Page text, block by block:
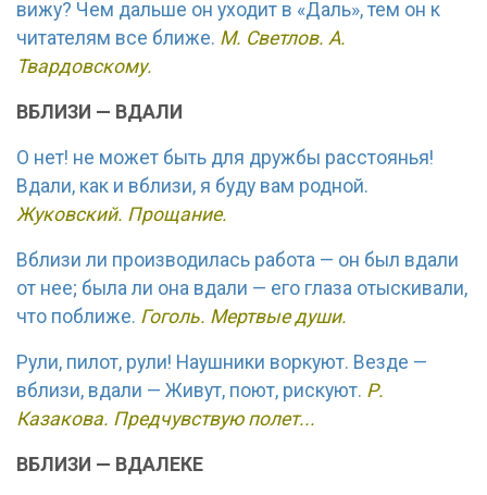
вижу? Чем дальше он уходит в «Даль», тем он к
читателям все ближе. М. Светлов. А.
Твардовскому.
ВБЛИЗИ — ВДАЛИ
О нет! не может быть для дружбы расстоянья!
Вдали, как и вблизи, я буду вам родной.
Жуковский. Прощание.
Вблизи ли производилась работа — он был вдали
от нее; была ли она вдали — его глаза отыскивали,
что поближе. Гоголь. Мертвые души.
Рули, пилот, рули! Наушники воркуют. Везде —
вблизи, вдали — Живут, поют, рискуют. Р.
Казакова. Предчувствую полет...
ВБЛИЗИ — ВДАЛЕКЕ